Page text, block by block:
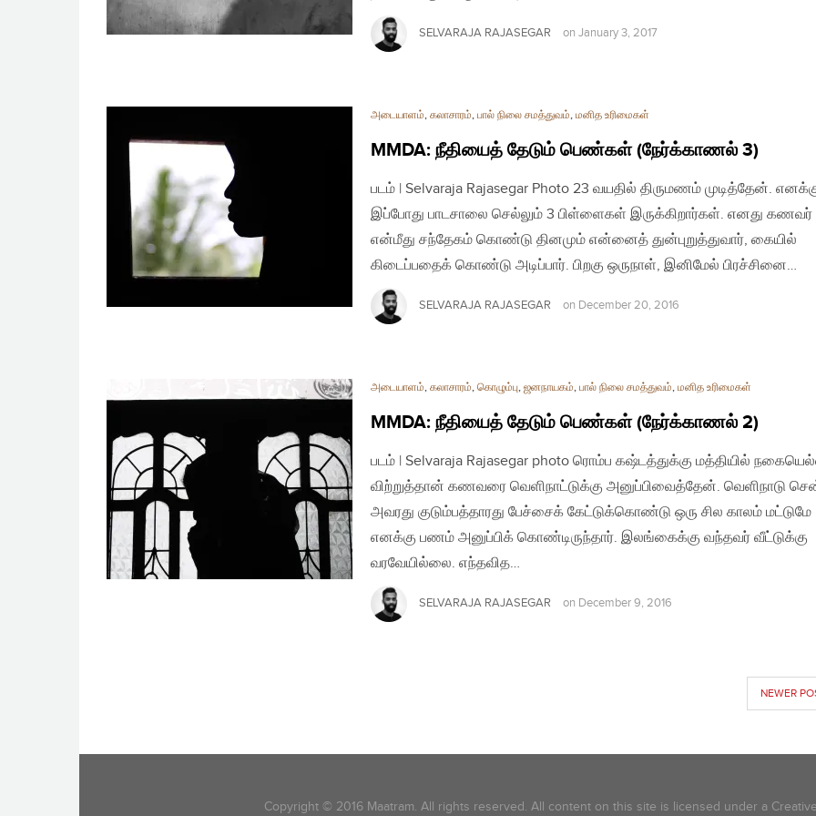
SELVARAJA RAJASEGAR on January 3, 2017
அடையாளம், கலாசாரம், பால் நிலை சமத்துவம், மனித உரிமைகள்
MMDA: நீதியைத் தேடும் பெண்கள் (நேர்க்காணல் 3)
படம் | Selvaraja Rajasegar Photo 23 வயதில் திருமணம் முடித்தேன்.
இப்போது பாடசாலை செல்லும் 3 பிள்ளைகள் இருக்கிறார்கள். எனது கணவர்
என்மீது சந்தேகம் கொண்டு தினமும் என்னைத் துன்புறுத்துவார், கையில்
கிடைப்பதைக் கொண்டு அடிப்பார். பிறகு ஒருநாள், இனிமேல் பிரச்சினை…
SELVARAJA RAJASEGAR on December 20, 2016
அடையாளம், கலாசாரம், கொழும்பு, ஜனநாயகம், பால் நிலை சமத்துவம், மனித உரிமைகள்
MMDA: நீதியைத் தேடும் பெண்கள் (நேர்க்காணல் 2)
படம் | Selvaraja Rajasegar photo ரொம்ப கஷ்டத்துக்கு மத்தியில்
விற்றுத்தான் கணவரை வெளிநாட்டுக்கு அனுப்பிவைத்தேன். வெளிநாடு
அவரது குடும்பத்தாரது பேச்சைக் கேட்டுக்கொண்டு ஒரு சில காலம் மட்டுமே
எனக்கு பணம் அனுப்பிக் கொண்டிருந்தார். இலங்கைக்கு வந்தவர் வீட்டுக்கு
வரவேயில்லை. எந்தவித…
SELVARAJA RAJASEGAR on December 9, 2016
NEWER
Copyright © 2016 Maatram. All rights reserved. All content on this site is licensed under a